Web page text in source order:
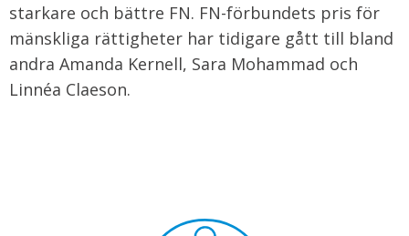
starkare och bättre FN. FN-förbundets pris för
mänskliga rättigheter har tidigare gått till bland
andra Amanda Kernell, Sara Mohammad och
Linnéa Claeson.